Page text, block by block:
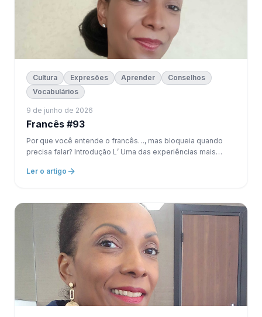
Cultura Expresões Aprender
Conselhos
Vocabulários
9 de junho de 2026
Francês #93
Por que você entende o francês…, mas bloqueia quando
precisa falar? Introdução L’ Uma das experiências mais
entende. Mas você não consegue responder.
Ler o artigo